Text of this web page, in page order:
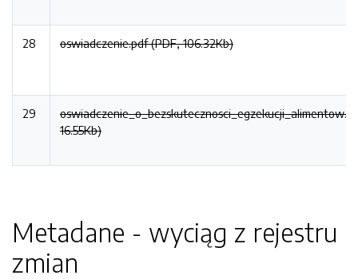
28 oswiadczenie.pdf (PDF, 106.32Kb)
29
16.55Kb)
Metadane - wyciąg z rejestru
zmian